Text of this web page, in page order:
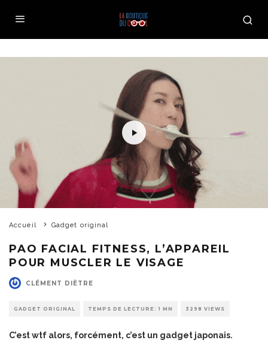
Accueil Gadget original
PAO FACIAL FITNESS, L’APPAREIL
POUR MUSCLER LE VISAGE
CLÉMENT DIÈTRE
GADGET ORIGINAL TEMPS DE LECTURE: 1 MN 3298 VIEWS
C’est wtf alors, forcément, c’est un gadget japonais.